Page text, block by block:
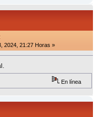
2024, 21:27 Horas »
En línea